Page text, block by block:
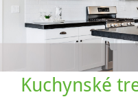
Kuchynské